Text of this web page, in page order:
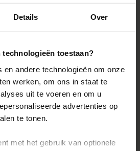
Details Over
toestaan?
en andere technologieën om onze
werken, om ons in staat te
uit te voeren en om u
advertenties op
te tonen.
met het gebruik van optionele
en Daschoiling klooster.
een rij